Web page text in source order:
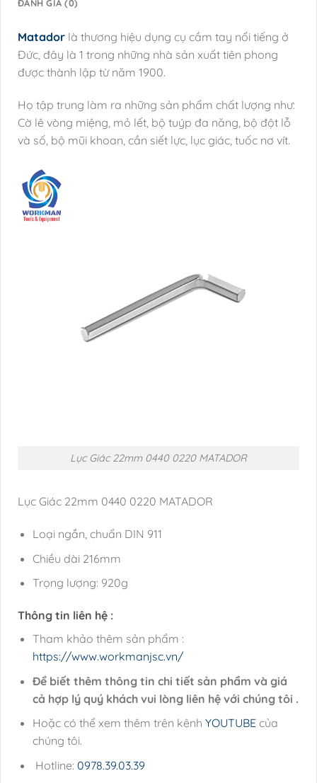
ĐÁNH GIÁ (0)
Matador là thương hiệu dụng cụ cầm tay nổi tiếng ở
Đức, đây là 1 trong những nhà sản xuất tiên phong
được thành lập từ năm 1900.
Họ tập trung làm ra những sản phẩm chất lượng như:
Cờ lê vòng miệng, mỏ lết, bộ tuýp đa năng, bộ đột lỗ
và số, bộ mũi khoan, cần siết lực, lục giác, tuốc nơ vít.
Lục Giác 22mm 0440 0220 MATADOR
Lục Giác 22mm 0440 0220 MATADOR
Loại ngắn, chuẩn DIN 911
Chiều dài 216mm
Trọng lượng: 920g
Thông tin liên hệ :
Tham khảo thêm sản phẩm :
https://www.workmanjsc.vn/
Để biết thêm thông tin chi tiết sản phẩm và giá
cả hợp lý quý khách vui lòng liên hệ với chúng tôi .
Hoặc có thể xem thêm trên kênh YOUTUBEcủa
chúng tôi.
Hotline: 0978.39.03.39